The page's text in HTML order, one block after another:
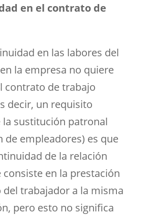
en el contrato de
en las labores del
la empresa no quiere
contrato de trabajo
decir, un requisito
la sustitución patronal
de empleadores) es que
de la relación
consiste en la prestación
del trabajador a la misma
pero esto no significa